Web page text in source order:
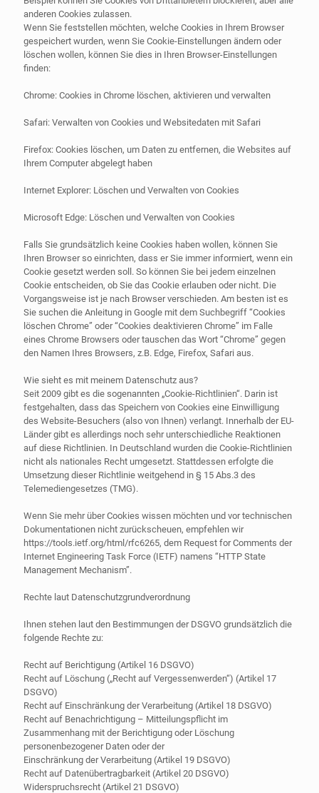
anderen Cookies zulassen.
Wenn Sie feststellen möchten, welche Cookies in Ihrem Browser
gespeichert wurden, wenn Sie Cookie-Einstellungen ändern oder
löschen wollen, können Sie dies in Ihren Browser-Einstellungen
finden:
Chrome: Cookies in Chrome löschen, aktivieren und verwalten
Safari: Verwalten von Cookies und Websitedaten mit Safari
Firefox: Cookies löschen, um Daten zu entfernen, die Websites auf
Ihrem Computer abgelegt haben
Internet Explorer: Löschen und Verwalten von Cookies
Microsoft Edge: Löschen und Verwalten von Cookies
Falls Sie grundsätzlich keine Cookies haben wollen, können Sie
Ihren Browser so einrichten, dass er Sie immer informiert, wenn ein
Cookie gesetzt werden soll. So können Sie bei jedem einzelnen
Cookie entscheiden, ob Sie das Cookie erlauben oder nicht. Die
Vorgangsweise ist je nach Browser verschieden. Am besten ist es
Sie suchen die Anleitung in Google mit dem Suchbegriff “Cookies
löschen Chrome” oder “Cookies deaktivieren Chrome” im Falle
eines Chrome Browsers oder tauschen das Wort “Chrome” gegen
den Namen Ihres Browsers, z.B. Edge, Firefox, Safari aus.
Wie sieht es mit meinem Datenschutz aus?
Seit 2009 gibt es die sogenannten „Cookie-Richtlinien“. Darin ist
festgehalten, dass das Speichern von Cookies eine Einwilligung
des Website-Besuchers (also von Ihnen) verlangt. Innerhalb der EU-
Länder gibt es allerdings noch sehr unterschiedliche Reaktionen
auf diese Richtlinien. In Deutschland wurden die Cookie-Richtlinien
nicht als nationales Recht umgesetzt. Stattdessen erfolgte die
Umsetzung dieser Richtlinie weitgehend in § 15 Abs.3 des
Telemediengesetzes (TMG).
Wenn Sie mehr über Cookies wissen möchten und vor technischen
Dokumentationen nicht zurückscheuen, empfehlen wir
https://tools.ietf.org/html/rfc6265, dem Request for Comments der
Internet Engineering Task Force (IETF) namens “HTTP State
Management Mechanism”.
Rechte laut Datenschutzgrundverordnung
Ihnen stehen laut den Bestimmungen der DSGVO grundsätzlich die
folgende Rechte zu:
Recht auf Berichtigung (Artikel 16 DSGVO)
Recht auf Löschung („Recht auf Vergessenwerden“) (Artikel 17
DSGVO)
Recht auf Einschränkung der Verarbeitung (Artikel 18 DSGVO)
Recht auf Benachrichtigung – Mitteilungspflicht im
Zusammenhang mit der Berichtigung oder Löschung
personenbezogener Daten oder der
Einschränkung der Verarbeitung (Artikel 19 DSGVO)
Recht auf Datenübertragbarkeit (Artikel 20 DSGVO)
Widerspruchsrecht (Artikel 21 DSGVO)